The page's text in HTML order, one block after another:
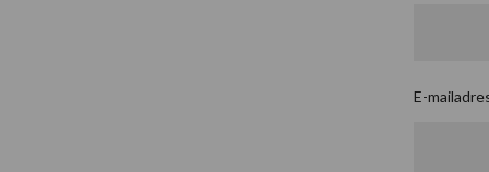
E-